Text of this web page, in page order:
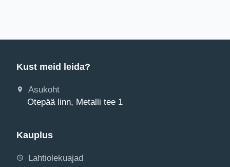
Kust meid leida?
Asukoht
Otepää linn, Metalli tee 1
Kauplus
Lahtiolekuajad